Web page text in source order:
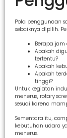
Pola penggunaan
sebaiknya dipilih.
Berapa jam
Apakah
tertentu?
Apakah
Apakah
tinggi?
Untuk kegiatan
menerus, rotary
sesuai karena
Sementara itu,
kebutuhan udara
menerus.